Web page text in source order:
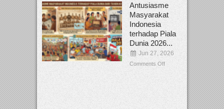
Antusiasme
Masyarakat
Indonesia
terhadap Piala
Dunia 2026...
Jun 27, 2026
Comments Off